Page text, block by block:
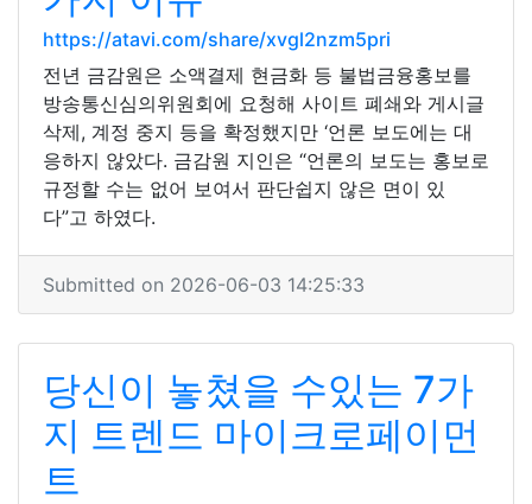
https://atavi.com/share/xvgl2nzm5pri
전년 금감원은 소액결제 현금화 등 불법금융홍보를
방송통신심의위원회에 요청해 사이트 폐쇄와 게시글
삭제, 계정 중지 등을 확정했지만 ‘언론 보도에는 대
응하지 않았다. 금감원 지인은 “언론의 보도는 홍보로
규정할 수는 없어 보여서 판단쉽지 않은 면이 있
다”고 하였다.
Submitted on 2026-06-03 14:25:33
당신이 놓쳤을 수있는 7가
지 트렌드 마이크로페이먼
트